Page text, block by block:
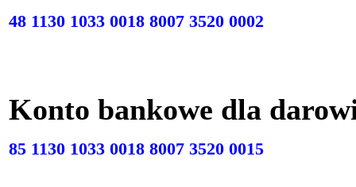
48 1130 1033 0018 8007 3520 0002
Konto bankowe dla
85 1130 1033 0018 8007 3520 0015